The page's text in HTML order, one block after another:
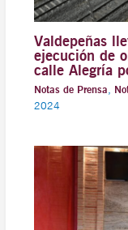
Valdepeñas
ejecución de
calle Alegría
Notas de Prensa,
2024